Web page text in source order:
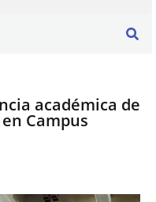
académica de
Campus